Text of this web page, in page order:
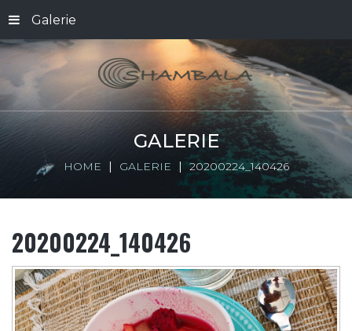
Galerie
GALERIE
HOME GALERIE 20200224_140426
20200224_140426